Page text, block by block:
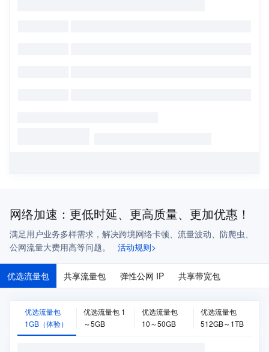
网络加速：更低时延、更高质量、更加优惠！
满足用户业务多样需求，解决跨境网络卡顿、流量波动、防爬虫、
公网流量大费用高等问题。
活动规则>
优选流量包 共享流量包 弹性公网 IP 共享带宽包
优选流量包
1GB（体验）
优选流量包 1
～5GB
优选流量包
10～50GB
优选流量包
512GB～1TB